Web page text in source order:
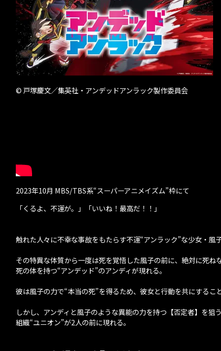
© 戸塚慶文／集英社・アンデッドアンラック製作委員会
2023年10月 MBS/TBS系“スーパーアニメイズム”枠にて
「くるよ、不運が。」「いいね！最高だ！！」
触れた人々に不幸な事故をもたらす不運“アンラック”な少女・風
その特異な体質から一度は死を覚悟した風子の前に、絶対に死ね
死の体を持つ“アンデッド”のアンディが現れる。
彼は風子の力で“本当の死”を得るため、彼女と行動を共にするこ
しかし、アンディと風子のような異能の力を持つ【否定者】を狙
組織“ユニオン”が2人の前に現れる。